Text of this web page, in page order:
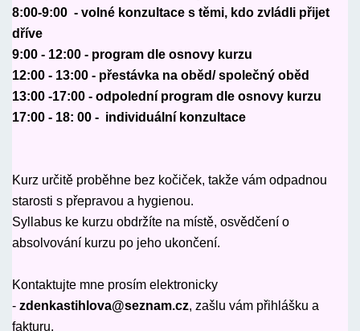
8:00-9:00 - volné konzultace s těmi, kdo zvládli přijet
dříve
9:00 - 12:00 - program dle osnovy kurzu
12:00 - 13:00 - přestávka na oběd/ společný oběd
13:00 -17:00 - odpolední program dle osnovy kurzu
17:00 - 18: 00 - individuální konzultace
Kurz určitě proběhne bez kočiček, takže vám odpadnou
starosti s přepravou a hygienou.
Syllabus ke kurzu obdržíte na místě, osvědčení o
absolvování kurzu po jeho ukončení.
Kontaktujte mne prosím elektronicky
- zdenkastihlova@seznam.cz, zašlu vám přihlášku a
fakturu.